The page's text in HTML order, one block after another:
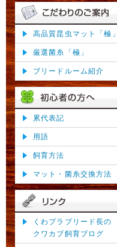
高品質昆虫マット「極」
厳選菌糸「極」
ブリードルーム紹介
累代表記
用語
飼育方法
マット・菌糸交換方法
くわプラブリード長の
クワカブ飼育ブログ